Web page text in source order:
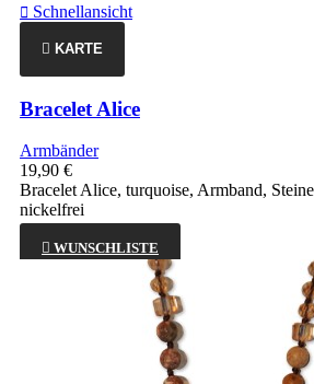
Schnellansicht
 KARTE
Bracelet Alice
Armbänder
19,90 €
Bracelet Alice, turquoise, Armband,
nickelfrei
 WUNSCHLISTE